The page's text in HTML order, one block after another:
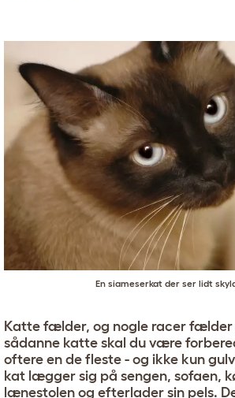
En siameserkat der ser lidt
Katte fælder, og nogle racer fælder
sådanne katte skal du være
oftere en de fleste - og ikke kun
kat lægger sig på sengen, sofaen,
lænestolen og efterlader sin pels.